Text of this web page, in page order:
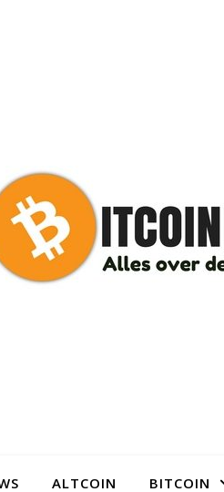
ALTCOIN BITCOIN